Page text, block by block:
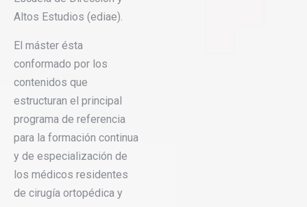
Altos Estudios (ediae).
El máster ésta
conformado por los
contenidos que
estructuran el principal
programa de referencia
para la formación continua
y de especialización de
los médicos residentes
de cirugía ortopédica y